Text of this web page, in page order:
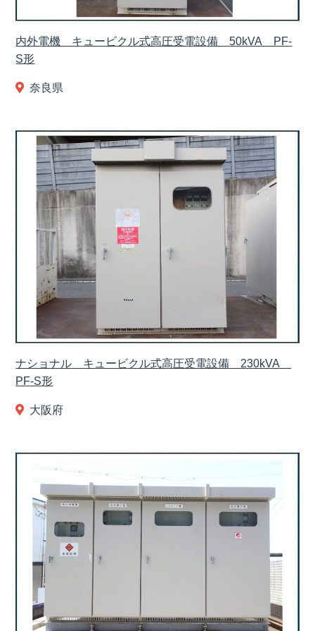
内外電機 キュービクル式高圧受電設備 50kVA PF-
S形
奈良県
ナショナル キュービクル式高圧受電設備 230kVA
PF-S形
大阪府